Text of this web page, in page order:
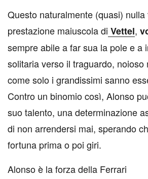
Questo naturalmente (quasi)
prestazione maiuscola di Vettel,
sempre abile a far sua la pole e a
solitaria verso il traguardo, noioso
come solo i grandissimi sanno
Contro un binomio così, Alonso
suo talento, una determinazione
di non arrendersi mai, sperando
fortuna prima o poi giri.
Alonso è la forza della Ferrari